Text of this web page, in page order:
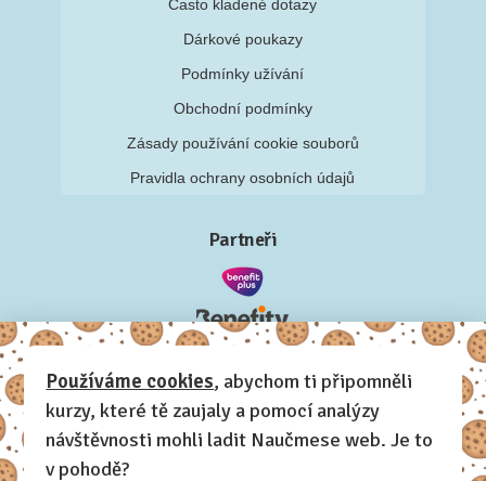
Často kladené dotazy
Dárkové poukazy
Podmínky užívání
Obchodní podmínky
Zásady používání cookie souborů
Pravidla ochrany osobních údajů
Partneři
Používáme cookies, abychom ti připomněli
kurzy, které tě zaujaly a pomocí analýzy
návštěvnosti mohli ladit Naučmese web. Je to
v pohodě?